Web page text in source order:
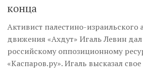
конца
Активист палестино-израильского
движения «Ахдут» Игаль Левин
российскому оппозиционному
«Каспаров.ру». Игаль высказал